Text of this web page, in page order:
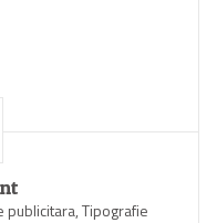
Tipografie